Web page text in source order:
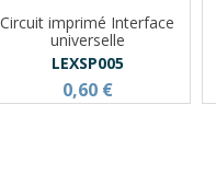
Circuit imprimé Interface
universelle
LEXSP005
0,60 €